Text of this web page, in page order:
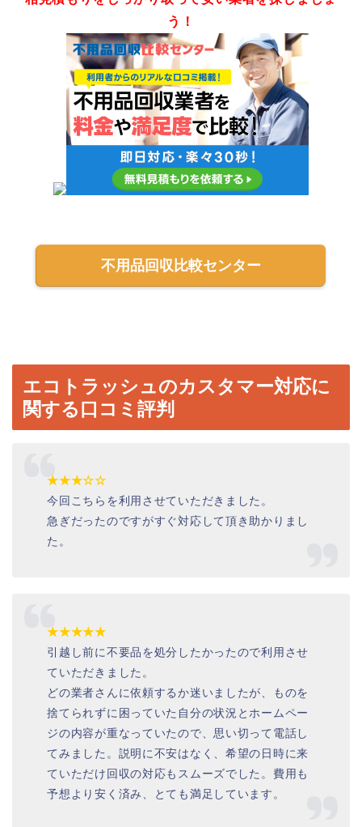
う！
不用品回収比較センター
エコトラッシュのカスタマー対応に
関する口コミ評判
★★★☆☆
今回こちらを利用させていただきました。
急ぎだったのですがすぐ対応して頂き助かりまし
た。
★★★★★
引越し前に不要品を処分したかったので利用させ
ていただきました。
どの業者さんに依頼するか迷いましたが、ものを
捨てられずに困っていた自分の状況とホームペー
ジの内容が重なっていたので、思い切って電話し
てみました。説明に不安はなく、希望の日時に来
ていただけ回収の対応もスムーズでした。費用も
予想より安く済み、とても満足しています。